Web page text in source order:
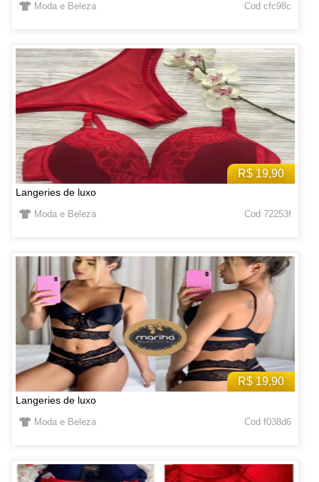
Moda e Beleza Cod cfc98c
R$ 19,90
Langeries de luxo
Moda e Beleza Cod 72253f
R$ 19,90
Langeries de luxo
Moda e Beleza Cod f038d6